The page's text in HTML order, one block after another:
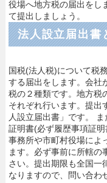
役場へ地方税の届出をし
て提出しましょう。
法人設立届出書
国税(法人税)について税
する届出をします。会社
税の２種類です。地方税
それぞれ行います。提出
人設立届出書」です。
証明書(必ず履歴事項証
事務所や市町村役場によ
ます。必ず事前に所轄の
さい。提出期限も全国一
なりますので、問い合わ